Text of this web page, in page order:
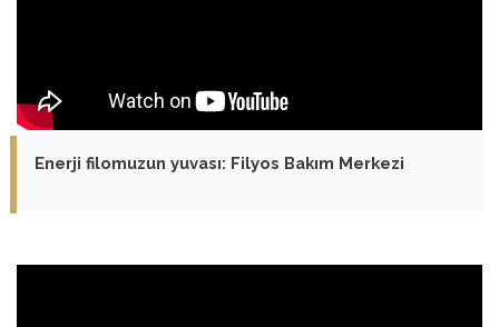
Enerji filomuzun yuvası: Filyos Bakım Merkezi